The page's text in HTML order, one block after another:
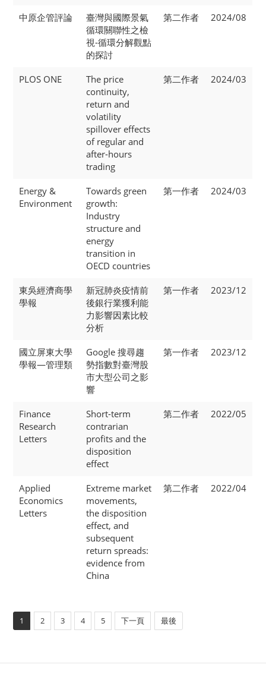
中原企管評論
臺灣與國際景氣
循環關聯性之檢
視-循環分解觀點
的探討
第二作者 2024/08
PLOS ONE
The price
continuity,
return and
volatility
spillover effects
of regular and
after-hours
trading
第二作者 2024/03
Energy &
Environment
Towards green
growth:
Industry
structure and
energy
transition in
OECD countries
第一作者 2024/03
東吳經濟商學
學報
新冠肺炎疫情前
後銀行業獲利能
力影響因素比較
分析
第一作者 2023/12
國立屏東大學
學報—管理類
Google 搜尋趨
勢指數對臺灣股
市大型公司之影
響
第一作者 2023/12
Finance
Research
Letters
Short-term
contrarian
profits and the
disposition
effect
第二作者 2022/05
Applied
Economics
Letters
Extreme market
movements,
the disposition
effect, and
subsequent
return spreads:
evidence from
China
第二作者 2022/04
1 2 3 4 5 下一頁 最後